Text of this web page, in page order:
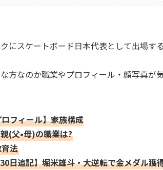
にスケートボード日本代表として出場す
方なのか職業やプロフィール・顔写真が
フィール】家族構成
(父•母)の職業は?
法
日追記】堀米雄斗・大逆転で金メダル獲